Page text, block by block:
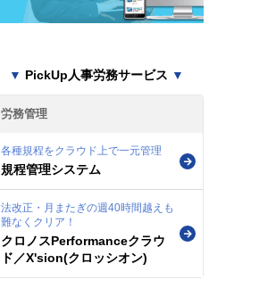
▼ PickUp人事労務サービス ▼
労務管理
各種規程をクラウド上で一元管理
規程管理システム
法改正・月またぎの週40時間越えも
難なくクリア！
クロノスPerformanceクラウ
ド／X'sion(クロッシオン)